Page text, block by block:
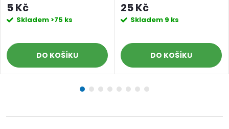
5 Kč
Skladem >75 ks
DO KOŠÍKU
25 Kč
Skladem 9 ks
DO KOŠÍKU